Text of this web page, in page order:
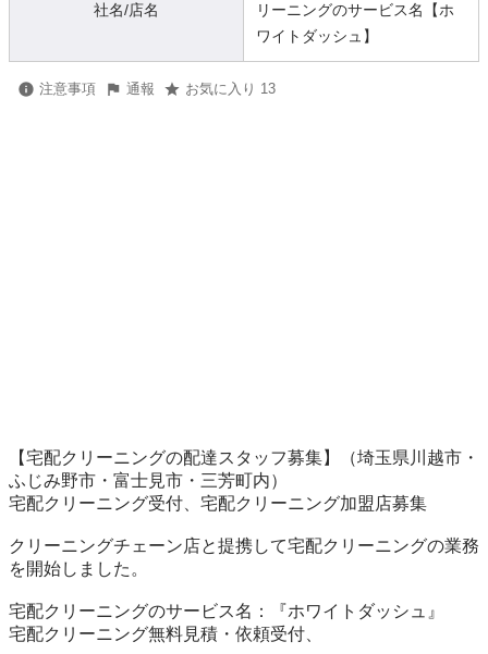
社名/店名
リーニングのサービス名【ホ
ワイトダッシュ】
注意事項 通報 お気に入り 13
【宅配クリーニングの配達スタッフ募集】（埼玉県川越市・
ふじみ野市・富士見市・三芳町内）
宅配クリーニング受付、宅配クリーニング加盟店募集
クリーニングチェーン店と提携して宅配クリーニングの業務
を開始しました。
宅配クリーニングのサービス名：『ホワイトダッシュ』
宅配クリーニング無料見積・依頼受付、